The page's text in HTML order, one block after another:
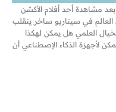
مشاهدة أحد أفلام الأكشن
في سيناريو ساخر ينقلب
العلمي هل يمكن لهكذا
لأجهزة الذكاء الإصطناعي أن